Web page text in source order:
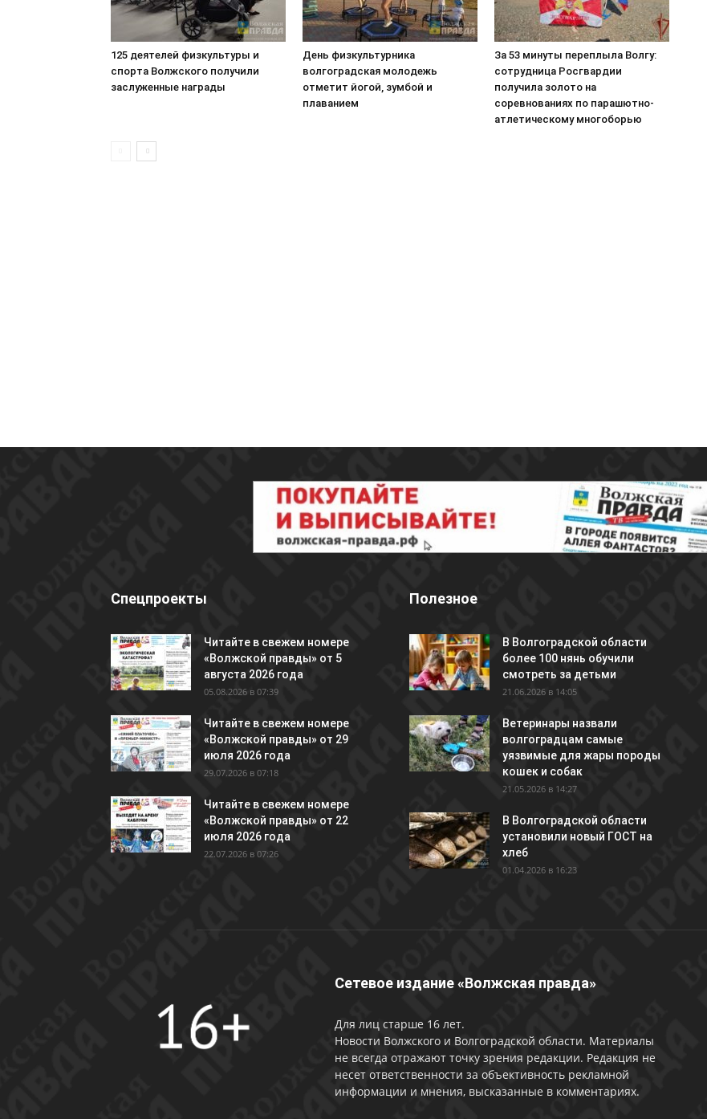
125 деятелей физкультуры и
спорта Волжского получили
заслуженные награды
День физкультурника
волгоградская молодежь
отметит йогой, зумбой и
плаванием
За 53 минуты переплыла Волгу:
сотрудница Росгвардии
получила золото на
соревнованиях по парашютно-
атлетическому многоборью
Спецпроекты
Читайте в свежем номере
«Волжской правды» от 5
августа 2026 года
05.08.2026 в 07:39
Читайте в свежем номере
«Волжской правды» от 29
июля 2026 года
29.07.2026 в 07:18
Читайте в свежем номере
«Волжской правды» от 22
июля 2026 года
22.07.2026 в 07:26
Полезное
В Волгоградской области
более 100 нянь обучили
смотреть за детьми
21.06.2026 в 14:05
Ветеринары назвали
волгоградцам самые
уязвимые для жары породы
кошек и собак
21.05.2026 в 14:27
В Волгоградской области
установили новый ГОСТ на
хлеб
01.04.2026 в 16:23
Сетевое издание «Волжская правда»
Для лиц старше 16 лет.
Новости Волжского и Волгоградской области. Материалы
не всегда отражают точку зрения редакции. Редакция не
несет ответственности за объективность рекламной
информации и мнения, высказанные в комментариях.